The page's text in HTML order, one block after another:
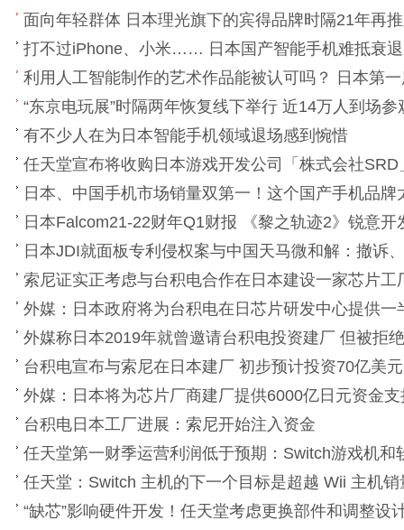
面向年轻群体 日本理光旗下的宾得品牌时隔21年再
打不过iPhone、小米…… 日本国产智能手机难抵衰退
利用人工智能制作的艺术作品能被认可吗？ 日本第一
“东京电玩展”时隔两年恢复线下举行 近14万人到场参
有不少人在为日本智能手机领域退场感到惋惜
任天堂宣布将收购日本游戏开发公司「株式会社SRD
日本、中国手机市场销量双第一！这个国产手机品牌
日本Falcom21-22财年Q1财报 《黎之轨迹2》锐意开
日本JDI就面板专利侵权案与中国天马微和解：撤诉
索尼证实正考虑与台积电合作在日本建设一家芯片工
外媒：日本政府将为台积电在日芯片研发中心提供一
外媒称日本2019年就曾邀请台积电投资建厂 但被拒绝
台积电宣布与索尼在日本建厂 初步预计投资70亿美元
外媒：日本将为芯片厂商建厂提供6000亿日元资金支
台积电日本工厂进展：索尼开始注入资金
任天堂第一财季运营利润低于预期：Switch游戏机和
任天堂：Switch 主机的下一个目标是超越 Wii 主机销
“缺芯”影响硬件开发！任天堂考虑更换部件和调整设